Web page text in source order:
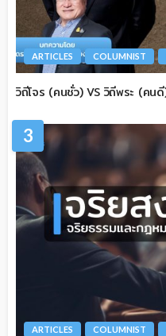
ARTICLES COLUMNIST
วิถีโจร (คนชั่ว) VS วิถีพระ (คน
3
ARTICLES COLUMNIST